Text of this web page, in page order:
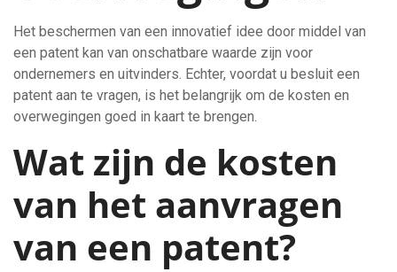
Het beschermen van een innovatief idee door middel van
een patent kan van onschatbare waarde zijn voor
ondernemers en uitvinders. Echter, voordat u besluit een
patent aan te vragen, is het belangrijk om de kosten en
overwegingen goed in kaart te brengen.
Wat zijn de kosten
van het aanvragen
van een patent?